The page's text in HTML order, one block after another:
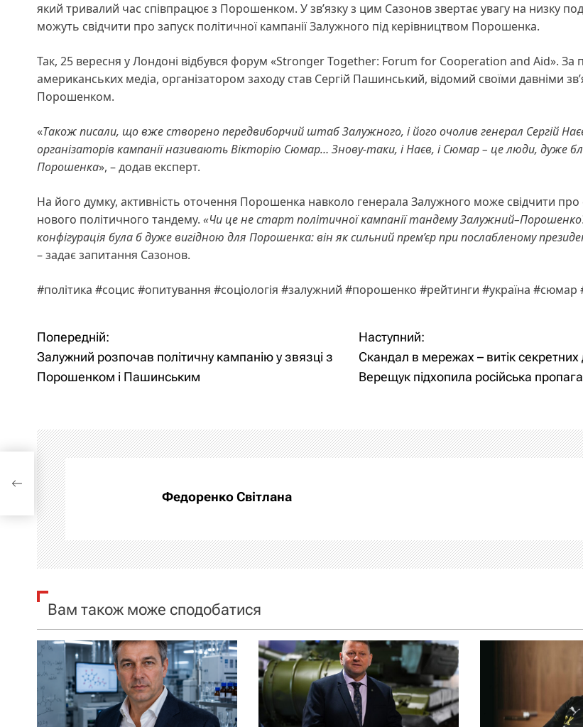
який тривалий час співпрацює з Порошенком. У зв’язку з цим Сазонов звертає увагу на низку
можуть свідчити про запуск політичної кампанії Залужного під керівництвом Порошенка.
Так, 25 вересня у Лондоні відбувся форум «Stronger Together: Forum for Cooperation and Aid». За
американських медіа, організатором заходу став Сергій Пашинський, відомий своїми давніми
Порошенком.
«Також писали, що вже створено передвиборчий штаб Залужного, і його очолив генерал Сергій
організаторів кампанії називають Вікторію Сюмар… Знову-таки, і Наєв, і Сюмар – це люди, дуже
Порошенка», – додав експерт.
На його думку, активність оточення Порошенка навколо генерала Залужного може свідчити
нового політичного тандему. «Чи це не старт політичної кампанії тандему
конфігурація була б дуже вигідною для Порошенка: він як сильний прем’єр при послабленому
– задає запитання Сазонов.
#політика #социс #опитування #соціологія #залужний #порошенко #рейтинги #україна #сюмар
Н
а
і
г
а
ц
і
я
а
п
и
Попередній:
Залужний розпочав політичну кампанію у звязці з
Порошенком і Пашинським
Наступний:
Скандал в мережах – витік секретних
Верещук підхопила російська
Федоренко Світлана
Вам також може сподобатися